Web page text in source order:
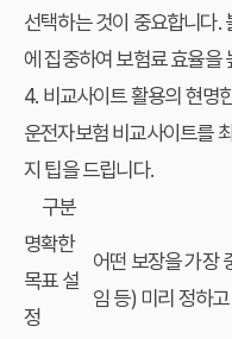
선택하는 것이 중요합니다.
에 집중하여 보험료 효율을
4. 비교사이트 활용의 현명
운전자보험 비교사이트를
지 팁을 드립니다.
구분
명확한
목표 설
정
어떤 보장을 가장
임 등) 미리 정하